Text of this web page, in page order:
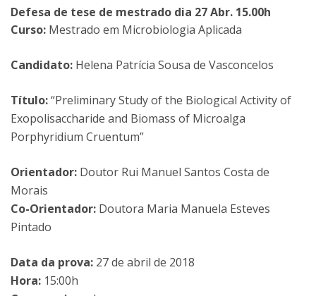
Defesa de tese de mestrado dia 27 Abr. 15.00h
Curso: Mestrado em Microbiologia Aplicada
Candidato: Helena Patrícia Sousa de Vasconcelos
Título:“Preliminary Study of the Biological Activity of
Exopolisaccharide and Biomass of Microalga
Porphyridium Cruentum”
Orientador: Doutor Rui Manuel Santos Costa de
Morais
Co-Orientador: Doutora Maria Manuela Esteves
Pintado
Data da prova: 27 de abril de 2018
Hora: 15:00h